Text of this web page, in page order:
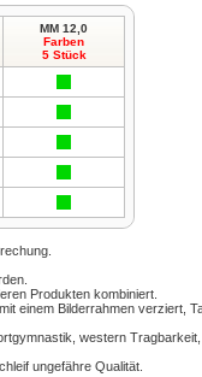
MM 12,0
Farben
5 Stück
Produkten kombiniert
mit einem Bilderrahmen verziert
, western Tragbarkeit,
ungefähre Qualität.